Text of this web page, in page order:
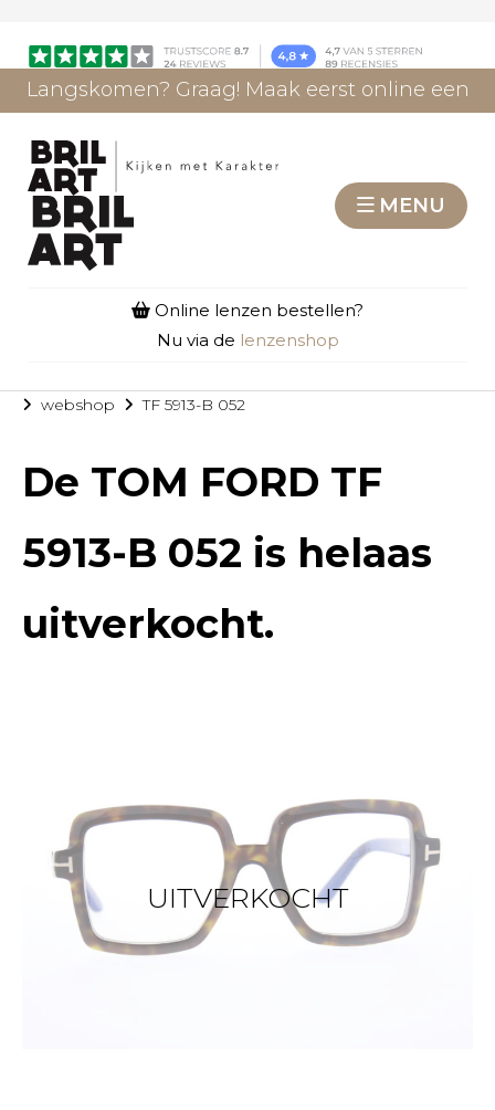
Langskomen? Graag! Maak eerst online een
MENU
Online lenzen bestellen?
Nu via de lenzenshop
webshop TF 5913-B 052
De TOM FORD TF
5913-B 052 is helaas
uitverkocht.
UITVERKOCHT